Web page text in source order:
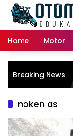
content
Home
Motor
Breaking News
noken as